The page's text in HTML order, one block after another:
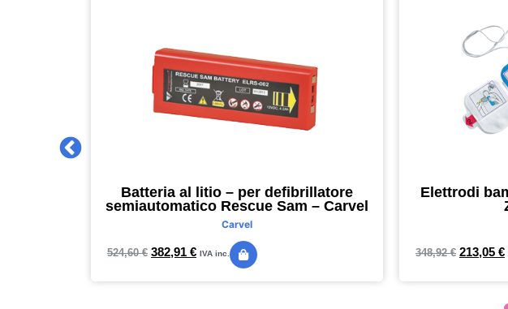
Batteria al litio – per defibrillatore
semiautomatico Rescue Sam – Carvel
Carvel
524,60€ 382,91 € IVA inc.
Elettrodi
348,92€ 213,05 €